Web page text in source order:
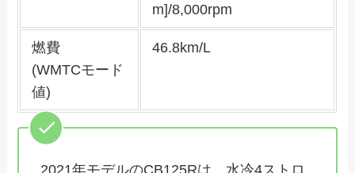
m]/8,000rpm
燃費
(WMTCモード
値)
46.8km/L
2021年モデルのCB125Rは、水冷4ストロ